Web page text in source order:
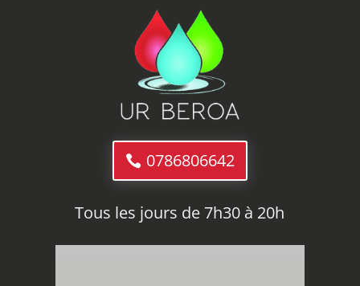
0786806642
Tous les jours de 7h30 à 20h